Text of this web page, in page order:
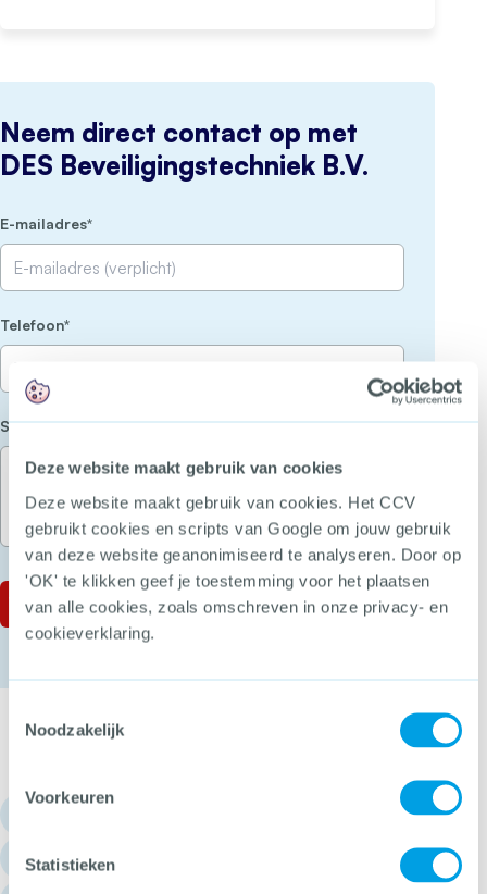
Deze website maakt gebruik van cookies
Deze website maakt gebruik van cookies. Het CCV
gebruikt cookies en scripts van Google om jouw gebruik
van deze website geanonimiseerd te analyseren. Door op
'OK' te klikken geef je toestemming voor het plaatsen
van alle cookies, zoals omschreven in onze privacy- en
cookieverklaring.
Noodzakelijk
Voorkeuren
Statistieken
Neem direct contact op met
DES Beveiligingstechniek B.V.
E-mailadres
Telefoon
Stel je vraag (Vereist)
info@hetccv.nl